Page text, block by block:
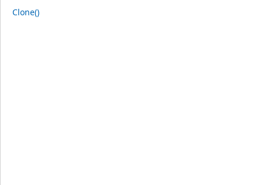
Clone()